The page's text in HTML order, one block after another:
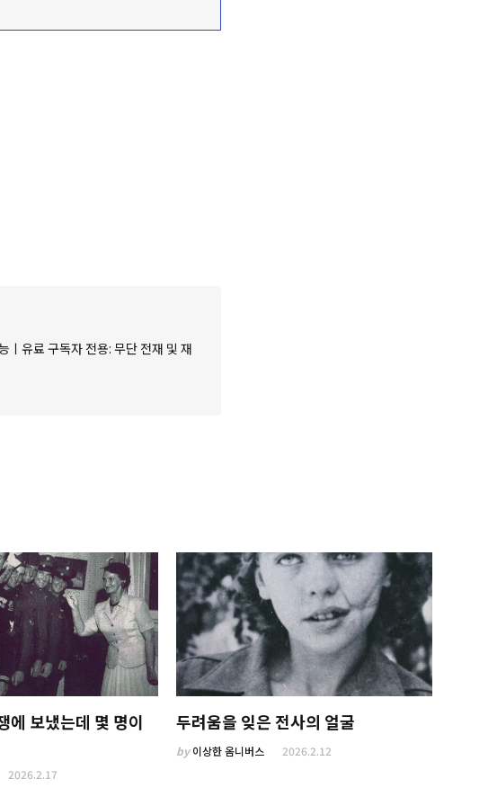
유료 구독자 전용: 무단 전재 및 재
에 보냈는데 몇 명이
2026.2.17
두려움을 잊은 전사의 얼굴
by이상한 옴니버스 2026.2.12